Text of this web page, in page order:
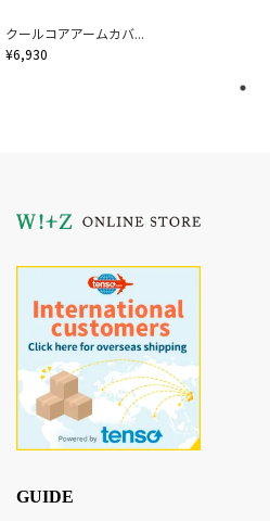
クールコアアームカバ...
¥6,930
GUIDE